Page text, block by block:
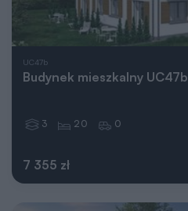
UC47b
Budynek mieszkalny UC47b
7 355 zł
3 20 0